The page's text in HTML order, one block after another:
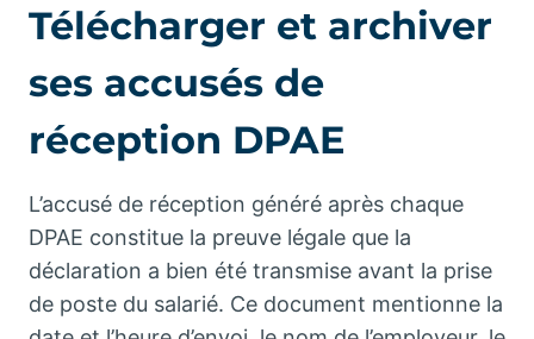
Télécharger et archiver
ses accusés de
réception DPAE
L’accusé de réception généré après chaque
DPAE constitue la preuve légale que la
déclaration a bien été transmise avant la prise
de poste du salarié. Ce document mentionne la